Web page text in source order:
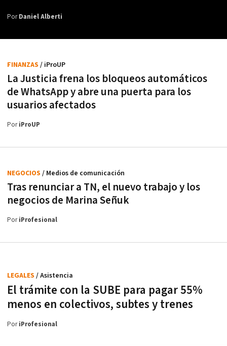
PorDaniel Alberti
La Justicia frena los bloqueos automáticos
de WhatsApp y abre una puerta para los
usuarios afectados
FINANZAS / iProUP
PoriProUP
Tras renunciar a TN, el nuevo trabajo y los
negocios de Marina Señuk
NEGOCIOS / Medios de comunicación
PoriProfesional
El trámite con la SUBE para pagar 55%
menos en colectivos, subtes y trenes
LEGALES / Asistencia
PoriProfesional